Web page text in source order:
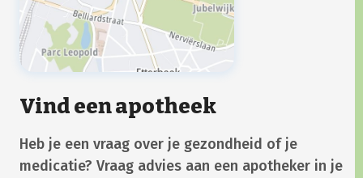
Vind een apotheek
Heb je een vraag over je gezondheid of je
medicatie? Vraag advies aan een apotheker in je